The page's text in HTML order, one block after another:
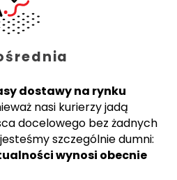
dostawy na rynku
nasi kurierzy jadą
docelowego bez żadnych
szczególnie dumni:
wynosi obecnie